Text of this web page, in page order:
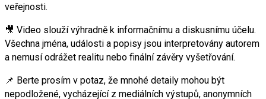
veřejnosti.
🎥 Video slouží výhradně k informačnímu a diskusnímu účelu.
Všechna jména, události a popisy jsou interpretovány autorem
a nemusí odrážet realitu nebo finální závěry vyšetřování.
📌 Berte prosím v potaz, že mnohé detaily mohou být
nepodložené, vycházející z mediálních výstupů, anonymních